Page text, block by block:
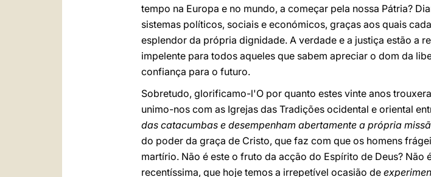
tempo na Europa e no mundo, a começar pela nossa Pátria?
sistemas políticos, sociais e económicos, graças aos quais
esplendor da própria dignidade. A verdade e a justiça estão a
impelente para todos aqueles que sabem apreciar o dom da
confiança para o futuro.
Sobretudo, glorificamo-l'O por quanto estes vinte anos
unimo-nos com as Igrejas das Tradições ocidental e oriental
das catacumbas e desempenham abertamente a própria
do poder da graça de Cristo, que faz com que os homens
martírio. Não é este o fruto da acção do Espírito de Deus? Não
recentíssima, que hoje temos a irrepetível ocasião de